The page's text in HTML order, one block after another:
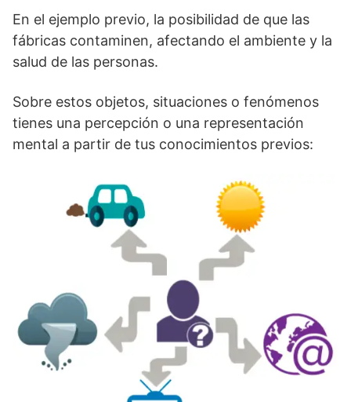
En el ejemplo previo, la posibilidad de que las
fábricas contaminen, afectando el ambiente y la
salud de las personas.
Sobre estos objetos, situaciones o fenómenos
tienes una percepción o una representación
mental a partir de tus conocimientos previos: